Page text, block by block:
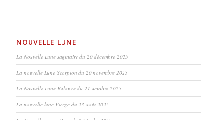
NOUVELLE LUNE
La Nouvelle Lune sagittaire du 20 décembre 2025
La nouvelle Lune Scorpion du 20 novembre 2025
La Nouvelle Lune Balance du 21 octobre 2025
La nouvelle lune Vierge du 23 août 2025